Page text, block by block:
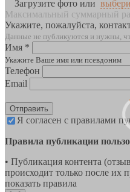
Загрузите фото или
Максимальный суммарный
Укажите, пожалуйста,
Данные не публикуются и нужны,
Имя *
Укажите Ваше имя или псевдоним
Телефон
Email
Отправить
Я согласен с правилами
Правила публикации
• Публикация контента
происходит только после их
показать правила